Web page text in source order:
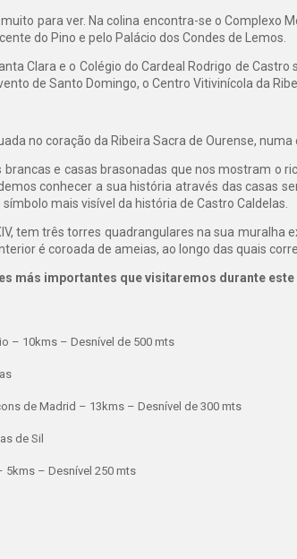
para ver. Na colina encontra-se o Complexo
do Pino e pelo Palácio dos Condes de Lemos.
Clara e o Colégio do Cardeal Rodrigo de
de Santo Domingo, o Centro Vitivinícola da
no coração da Ribeira Sacra de Ourense,
e casas brasonadas que nos mostram o
conhecer a sua história através das casas
mais visível da história de Castro Caldelas.
tem três torres quadrangulares na sua
é coroada de ameias, ao longo das quais
más importantes que visitaremos durante este
– 10kms – Desnível de 500 mts
de Madrid – 13kms – Desnível de 300 mts
de Sil
5kms – Desnível 250 mts